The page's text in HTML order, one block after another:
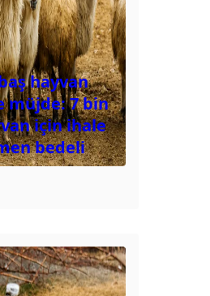
hayvan
müjde: 7 bin
için ihale
bedeli